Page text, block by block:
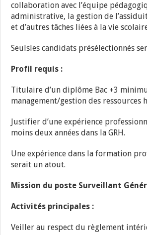
collaboration avec l’équipe
administrative, la gestion de
et d’autres tâches liées à la vie
Seulsles candidats présélectionnés
Profil requis :
Titulaire d’un diplôme Bac +3
management/gestion des ressources
Justifier d’une expérience
moins deux années dans la GRH.
Une expérience dans la formation
serait un atout.
Mission du poste Surveillant
Activités principales :
Veiller au respect du règlement